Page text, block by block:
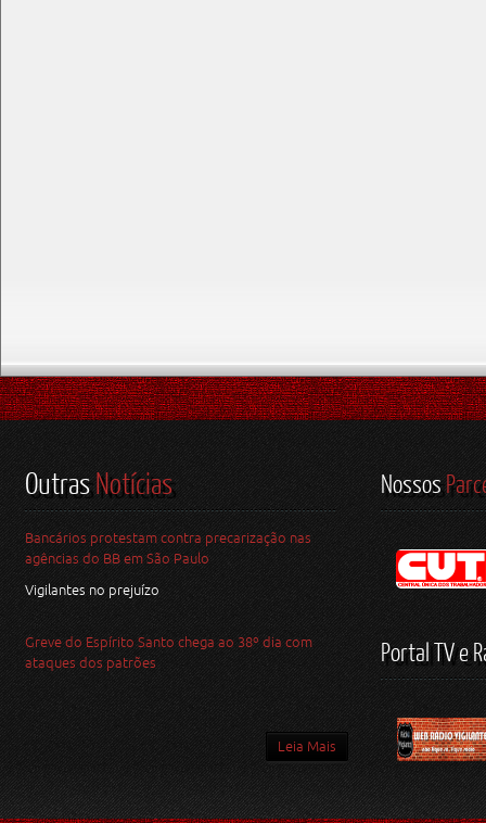
OutrasNotícias
Bancários protestam contra precarização nas
agências do BB em São Paulo
Vigilantes no prejuízo
Greve do Espírito Santo chega ao 38º dia com
ataques dos patrões
Leia Mais
Nossos
Portal TV e